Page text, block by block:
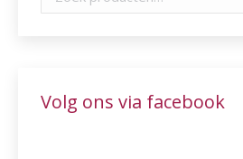
Volg ons via facebook